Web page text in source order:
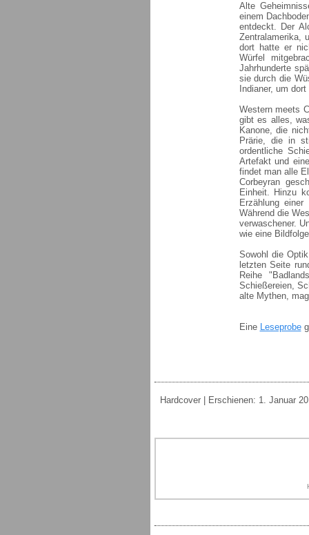
Alte
einem
entdeckt. Der
Zentralamerika,
dort hatte er
Würfel
Jahrhunderte
sie durch die
Indianer, um
Western meets
gibt es alles,
Kanone, die
Prärie, die in
ordentliche
Artefakt und
findet man alle
Corbeyran
Einheit. Hinzu
Erzählung
Während die
verwaschener.
wie eine
Sowohl die
letzten Seite
Reihe
Schießereien,
alte Mythen,
Eine Leseprobe
Hardcover | Erschienen: 1. Januar